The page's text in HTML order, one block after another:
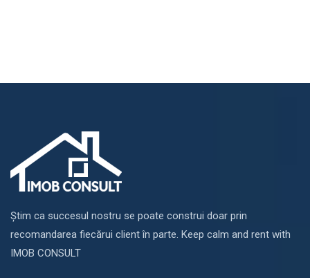
Știm ca succesul nostru se poate construi doar prin
recomandarea fiecărui client în parte. Keep calm and rent with
IMOB CONSULT